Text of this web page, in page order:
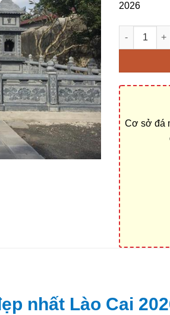
2026
Địa chỉ cơ
Cơ sở đá
nhất Lào Cai